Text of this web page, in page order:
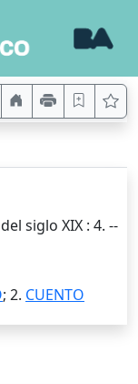
siglo XIX : 4. --
; 2. CUENTO